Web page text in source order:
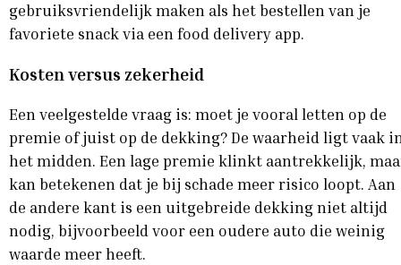
gebruiksvriendelijk maken als het bestellen van je
favoriete snack via een food delivery app.
Kosten versus zekerheid
Een veelgestelde vraag is: moet je vooral letten op de
premie of juist op de dekking? De waarheid ligt vaak
het midden. Een lage premie klinkt aantrekkelijk,
kan betekenen dat je bij schade meer risico loopt. Aan
de andere kant is een uitgebreide dekking niet altijd
nodig, bijvoorbeeld voor een oudere auto die weinig
waarde meer heeft.